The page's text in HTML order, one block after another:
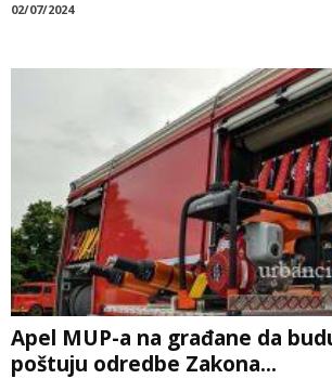
02/07/2024
Apel MUP-a na građane da
poštuju odredbe Zakona...